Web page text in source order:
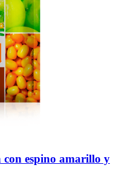
con espino amarillo y